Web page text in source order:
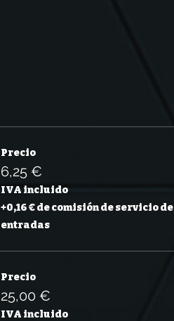
Precio
6,25 €
IVA incluido
+0,16 € de comisión de servicio de
entradas
Precio
25,00 €
IVA incluido